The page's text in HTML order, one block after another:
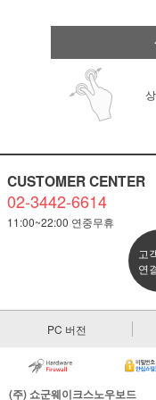
CUSTOMER CENTER
02-3442-6614
11:00~22:00 연중무휴
고
연
PC 버전
(주) 쇼군웨이크스노우보드